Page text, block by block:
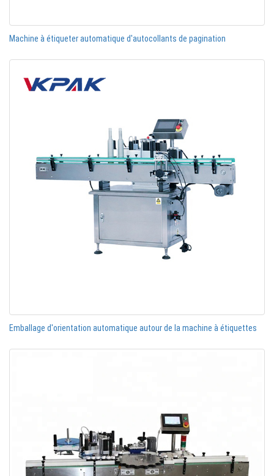
Machine à étiqueter automatique d'autocollants de pagination
Emballage d'orientation automatique autour de la machine à étiquettes